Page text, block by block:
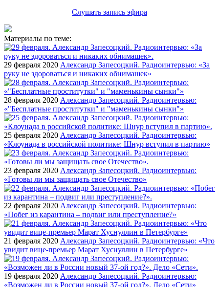
Слушать запись эфира
Материалы по теме:
29 февраля 2020 Александр Запесоцкий. Радиоинтервью: «За
руку не здороваться и никаких обнимашек»
28 февраля 2020 Александр Запесоцкий. Радиоинтервью:
«"Бесплатные проститутки" и "маменькины сынки"»
25 февраля 2020 Александр Запесоцкий. Радиоинтервью:
«Клоунада в российской политике: Шнур вступил в партию»
23 февраля 2020 Александр Запесоцкий. Радиоинтервью:
«Готовы ли мы защищать свое Отечество»
22 февраля 2020 Александр Запесоцкий. Радиоинтервью:
«Побег из карантина – подвиг или преступление?»
21 февраля 2020 Александр Запесоцкий. Радиоинтервью: «Что
увидит вице-премьер Марат Хуснуллин в Петербурге»
19 февраля 2020 Александр Запесоцкий. Радиоинтервью:
«Возможен ли в России новый 37-ой год?». Дело «Сети»